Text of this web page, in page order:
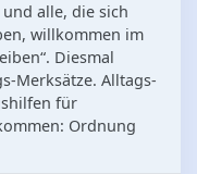
alle, die sich
willkommen im
Diesmal
Merksätze. Alltags-
für
Ordnung